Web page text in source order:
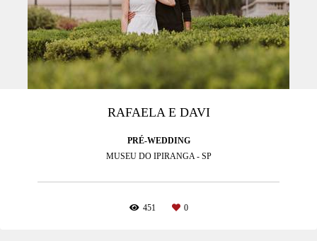
RAFAELA E DAVI
PRÉ-WEDDING
MUSEU DO IPIRANGA - SP
451 0